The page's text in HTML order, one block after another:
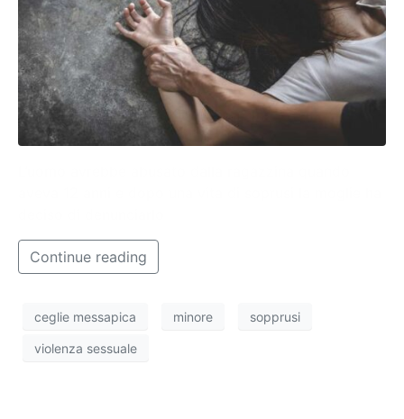
Continue reading
ceglie messapica minore sopprusi
violenza sessuale